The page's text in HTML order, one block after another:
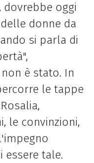
dovrebbe oggi
donne da
si parla di
è stato. In
le tappe
le convinzioni,
essere tale.